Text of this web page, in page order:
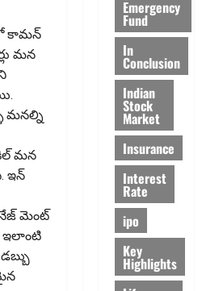
కామన్
మన
మనల్ని
మన
ఇన్
మెంట్
ఇలాంటి
Emergency
Fund
In
Conclusion
Indian
Stock
Market
Insurance
Interest
Rate
ipo
Key
Highlights